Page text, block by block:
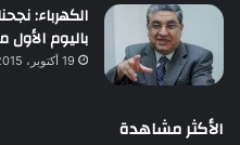
الكهرباء:
باليوم الأول
19 أكتوبر، 2015
الأكثر مشاهدة